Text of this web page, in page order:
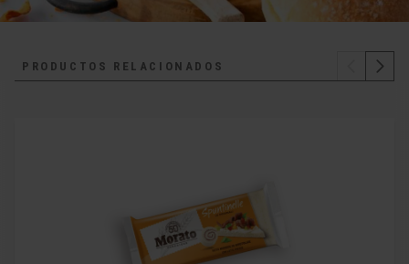
PRODUCTOS RELACIONADOS